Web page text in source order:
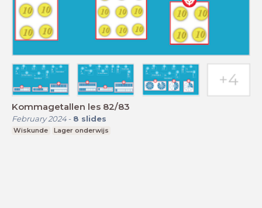
Kommagetallen les 82/83
February 2024- 8 slides
Wiskunde Lager onderwijs